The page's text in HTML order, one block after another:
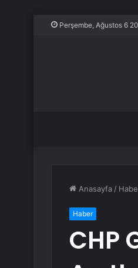
Perşembe, Ağustos 6
Anasayfa /
Haber
CHP